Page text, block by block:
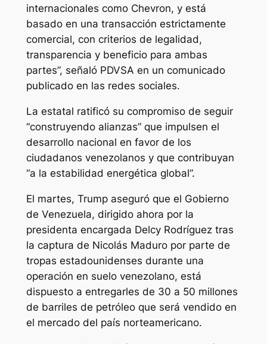
internacionales como Chevron, y está
basado en una transacción estrictamente
comercial, con criterios de legalidad,
transparencia y beneficio para ambas
partes”, señaló PDVSA en un comunicado
publicado en las redes sociales.
La estatal ratificó su compromiso de seguir
“construyendo alianzas” que impulsen el
desarrollo nacional en favor de los
ciudadanos venezolanos y que contribuyan
“a la estabilidad energética global”.
El martes, Trump aseguró que el Gobierno
de Venezuela, dirigido ahora por la
presidenta encargada Delcy Rodríguez tras
la captura de Nicolás Maduro por parte de
tropas estadounidenses durante una
operación en suelo venezolano, está
dispuesto a entregarles de 30 a 50 millones
de barriles de petróleo que será vendido en
el mercado del país norteamericano.